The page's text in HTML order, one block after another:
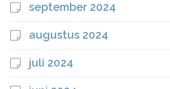
september 2024
augustus 2024
juli 2024